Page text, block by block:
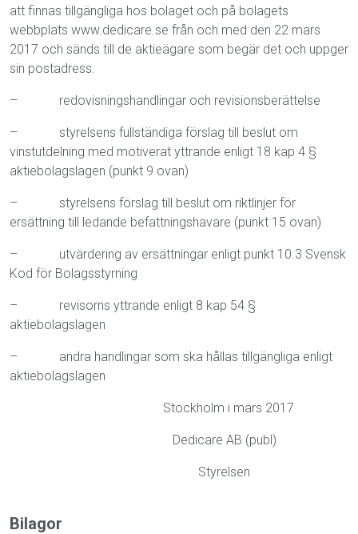
att finnas tillgängliga hos bolaget och på bolagets
webbplats www.dedicare.se från och med den 22 mars
2017 och sänds till de aktie­ägare som begär det och uppger
sin postadress.
– redovisningshandlingar och revisionsberättelse
– styrelsens fullständiga förslag till beslut om
vinstutdelning med motiverat yttrande enligt 18 kap 4 §
aktiebolagslagen (punkt 9 ovan)
– styrelsens förslag till beslut om riktlinjer för
ersättning till ledande befattningshavare (punkt 15 ovan)
– utvärdering av ersättningar enligt punkt 10.3 Svensk
Kod för Bolagsstyrning
– revisorns yttrande enligt 8 kap 54 §
aktiebolagslagen
– andra handlingar som ska hållas tillgängliga enligt
aktiebolagslagen
Stockholm i mars 2017
Dedicare AB (publ)
Styrelsen
Bilagor